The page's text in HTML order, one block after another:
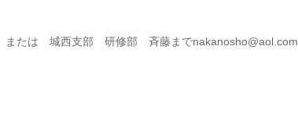
または 城西支部 研修部 斉藤までnakanosho@aol.com